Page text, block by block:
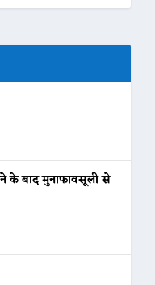
के बाद मुनाफावसूली से